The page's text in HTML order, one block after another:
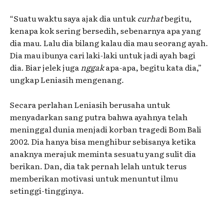
“Suatu waktu saya ajak dia untukcurhatbegitu,
kenapa kok sering bersedih, sebenarnya apa yang
dia mau. Lalu dia bilang kalau dia mau seorang ayah.
Dia mau ibunya cari laki-laki untuk jadi ayah bagi
dia. Biar jelek juganggakapa-apa, begitu kata dia,”
ungkap Leniasih mengenang.
Secara perlahan Leniasih berusaha untuk
menyadarkan sang putra bahwa ayahnya telah
meninggal dunia menjadi korban tragedi Bom Bali
2002. Dia hanya bisa menghibur sebisanya ketika
anaknya merajuk meminta sesuatu yang sulit dia
berikan. Dan, dia tak pernah lelah untuk terus
memberikan motivasi untuk menuntut ilmu
setinggi-tingginya.